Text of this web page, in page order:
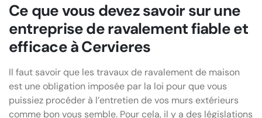
Ce que vous devez savoir sur une
entreprise de ravalement fiable et
efficace à Cervieres
Il faut savoir que les travaux de ravalement de maison
est une obligation imposée par la loi pour que vous
puissiez procéder à l’entretien de vos murs extérieurs
comme bon vous semble. Pour cela, il y a des législations